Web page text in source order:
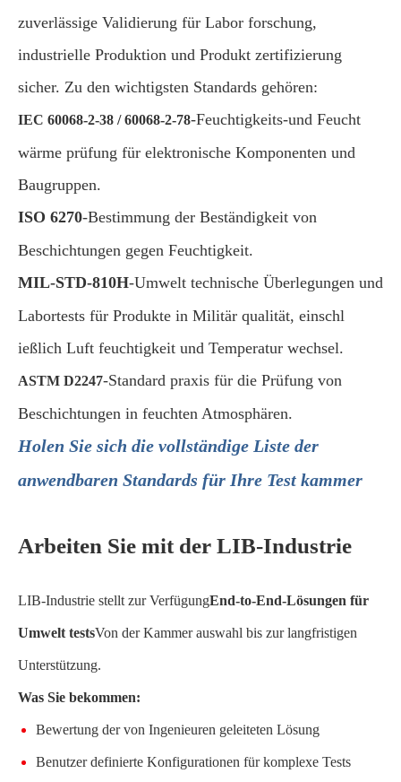
zuverlässige Validierung für Labor forschung,
industrielle Produktion und Produkt zertifizierung
sicher. Zu den wichtigsten Standards gehören:
IEC 60068-2-38 / 60068-2-78-Feuchtigkeits-und Feucht
wärme prüfung für elektronische Komponenten und
Baugruppen.
ISO 6270-Bestimmung der Beständigkeit von
Beschichtungen gegen Feuchtigkeit.
MIL-STD-810H-Umwelt technische Überlegungen und
Labortests für Produkte in Militär qualität, einschl
ießlich Luft feuchtigkeit und Temperatur wechsel.
ASTM D2247-Standard praxis für die Prüfung von
Beschichtungen in feuchten Atmosphären.
Holen Sie sich die vollständige Liste der
anwendbaren Standards für Ihre Test kammer
Arbeiten Sie mit der LIB-Industrie
LIB-Industrie stellt zur VerfügungEnd-to-End-Lösungen für
Umwelt testsVon der Kammer auswahl bis zur langfristigen
Unterstützung.
Was Sie bekommen:
Bewertung der von Ingenieuren geleiteten Lösung
Benutzer definierte Konfigurationen für komplexe Tests